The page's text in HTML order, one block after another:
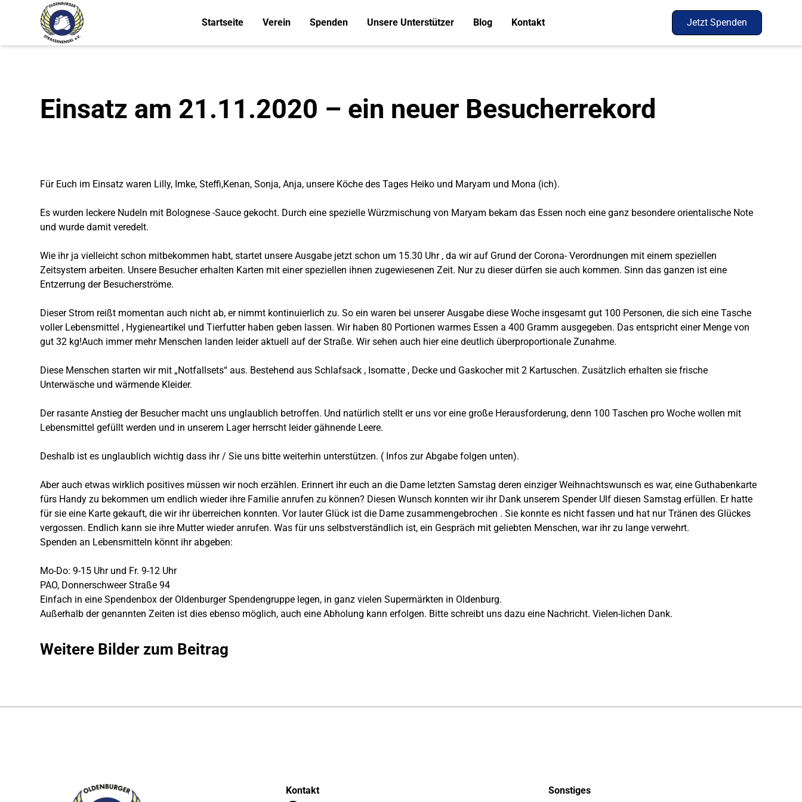
Startseite Verein Spenden Unsere Unterstützer Blog Kontakt Jetzt Spenden
Einsatz am 21.11.2020 – ein neuer Besucherrekord
Für Euch im Einsatz waren Lilly, Imke, Steffi,Kenan, Sonja, Anja, unsere Köche des Tages Heiko und Maryam und Mona (ich).
Es wurden leckere Nudeln mit Bolognese -Sauce gekocht. Durch eine spezielle Würzmischung von Maryam bekam das Essen noch eine ganz besondere orientalische Note
und wurde damit veredelt.
Wie ihr ja vielleicht schon mitbekommen habt, startet unsere Ausgabe jetzt schon um 15.30 Uhr , da wir auf Grund der Corona- Verordnungen mit einem speziellen
Zeitsystem arbeiten. Unsere Besucher erhalten Karten mit einer speziellen ihnen zugewiesenen Zeit. Nur zu dieser dürfen sie auch kommen. Sinn das ganzen ist eine
Entzerrung der Besucherströme.
Dieser Strom reißt momentan auch nicht ab, er nimmt kontinuierlich zu. So ein waren bei unserer Ausgabe diese Woche insgesamt gut 100 Personen, die sich eine Tasche
voller Lebensmittel , Hygieneartikel und Tierfutter haben geben lassen. Wir haben 80 Portionen warmes Essen a 400 Gramm ausgegeben. Das entspricht einer Menge von
gut 32 kg!Auch immer mehr Menschen landen leider aktuell auf der Straße. Wir sehen auch hier eine deutlich überproportionale Zunahme.
Diese Menschen starten wir mit „Notfallsets“ aus. Bestehend aus Schlafsack , Isomatte , Decke und Gaskocher mit 2 Kartuschen. Zusätzlich erhalten sie frische
Unterwäsche und wärmende Kleider.
Der rasante Anstieg der Besucher macht uns unglaublich betroffen. Und natürlich stellt er uns vor eine große Herausforderung, denn 100 Taschen pro Woche wollen mit
Lebensmittel gefüllt werden und in unserem Lager herrscht leider gähnende Leere.
Deshalb ist es unglaublich wichtig dass ihr / Sie uns bitte weiterhin unterstützen. ( Infos zur Abgabe folgen unten).
Aber auch etwas wirklich positives müssen wir noch erzählen. Erinnert ihr euch an die Dame letzten Samstag deren einziger Weihnachtswunsch es war, eine Guthabenkarte
fürs Handy zu bekommen um endlich wieder ihre Familie anrufen zu können? Diesen Wunsch konnten wir ihr Dank unserem Spender Ulf diesen Samstag erfüllen. Er hatte
für sie eine Karte gekauft, die wir ihr überreichen konnten. Vor lauter Glück ist die Dame zusammengebrochen . Sie konnte es nicht fassen und hat nur Tränen des Glückes
vergossen. Endlich kann sie ihre Mutter wieder anrufen. Was für uns selbstverständlich ist, ein Gespräch mit geliebten Menschen, war ihr zu lange verwehrt.
Spenden an Lebensmitteln könnt ihr abgeben:
Mo-Do: 9-15 Uhr und Fr. 9-12 Uhr
PAO, Donnerschweer Straße 94
Einfach in eine Spendenbox der Oldenburger Spendengruppe legen, in ganz vielen Supermärkten in Oldenburg.
Außerhalb der genannten Zeiten ist dies ebenso möglich, auch eine Abholung kann erfolgen. Bitte schreibt uns dazu eine Nachricht. Vielen-lichen Dank.
Weitere Bilder zum Beitrag
Kontakt
Sonstiges